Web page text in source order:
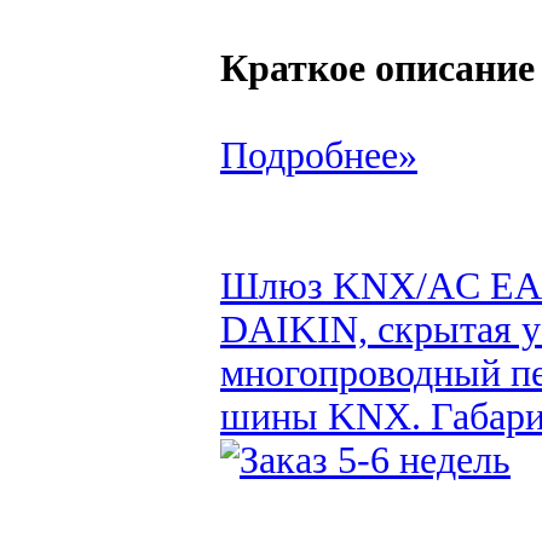
Краткое описание
Подробнее»
Шлюз KNX/AC
DAIKIN, скрытая
многопроводный
шины KNX.